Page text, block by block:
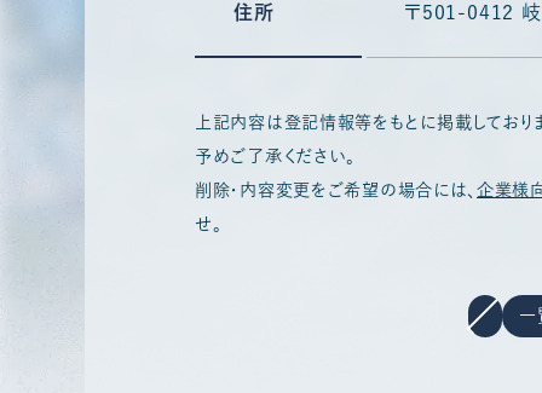
住所 〒501-0412 岐
上記内容は登記情報等をもとに掲載してお
予めご了承ください。
削除・内容変更をご希望の場合には、企業様
せ。
一